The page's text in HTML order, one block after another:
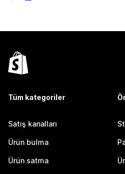
Tüm kategoriler
Satış kanalları
Ürün bulma
Ürün satma